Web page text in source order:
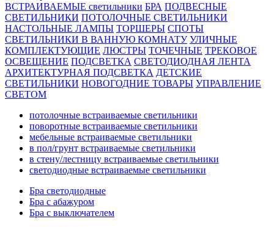
ВСТРАИВАЕМЫЕ светильники БРА ПОДВЕСНЫЕ
СВЕТИЛЬНИКИ ПОТОЛОЧНЫЕ СВЕТИЛЬНИКИ
НАСТОЛЬНЫЕ ЛАМПЫ ТОРШЕРЫ СПОТЫ
СВЕТИЛЬНИКИ В ВАННУЮ КОМНАТУ УЛИЧНЫЕ
КОМПЛЕКТУЮЩИЕ ЛЮСТРЫ ТОЧЕЧНЫЕ ТРЕКОВОЕ
ОСВЕЩЕНИЕ ПОДСВЕТКА СВЕТОДИОДНАЯ ЛЕНТА
АРХИТЕКТУРНАЯ ПОДСВЕТКА ДЕТСКИЕ
СВЕТИЛЬНИКИ НОВОГОДНИЕ ТОВАРЫ УПРАВЛЕНИЕ
СВЕТОМ
потолочные встраиваемые светильники
поворотные встраиваемые светильники
мебельные встраиваемые светильники
в пол/грунт встраиваемые светильники
в стену/лестницу встраиваемые светильники
светодиодные встраиваемые светильники
Бра светодиодные
Бра с абажуром
Бра с выключателем